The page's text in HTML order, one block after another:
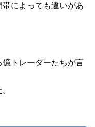
によっても違いがあ
トレーダーたちが言